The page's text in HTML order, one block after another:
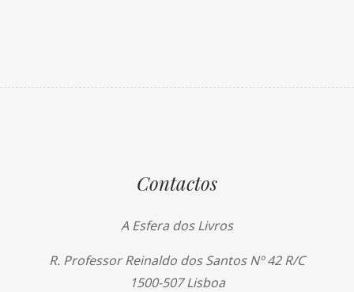
Contactos
A Esfera dos Livros
R. Professor Reinaldo dos Santos Nº 42 R/C
1500-507 Lisboa